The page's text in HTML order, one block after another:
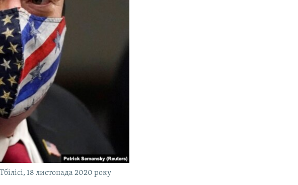
18 листопада 2020 року